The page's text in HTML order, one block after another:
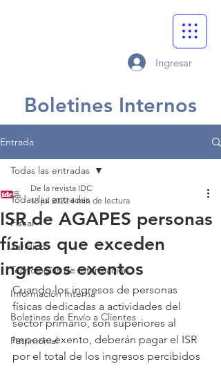
Ingresar
Boletines Internos
Entrada
Todas las entradas
Fiscal
Jurídico
Tecnologías de Información
Información Interna
Boletines de Envío a Clientes
Patrimonial
Todas las entradas
ISR de AGAPES personas
físicas que exceden
ingresos exentos
De la revista IDC
18 jul 2022 4 min de lectura
Cuando los ingresos de personas
físicas dedicadas a actividades del
sector primario, son superiores al
importe exento, deberán pagar el ISR
por el total de los ingresos percibidos